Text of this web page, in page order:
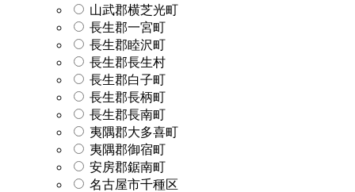
山武郡横芝光町
長生郡一宮町
長生郡睦沢町
長生郡長生村
長生郡白子町
長生郡長柄町
長生郡長南町
夷隅郡大多喜町
夷隅郡御宿町
安房郡鋸南町
名古屋市千種区